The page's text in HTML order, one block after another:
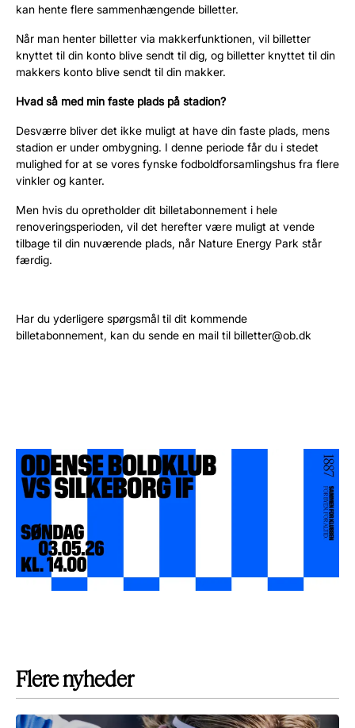
kan hente flere sammenhængende billetter.
Når man henter billetter via makkerfunktionen, vil billetter
knyttet til din konto blive sendt til dig, og billetter knyttet til din
makkers konto blive sendt til din makker.
Hvad så med min faste plads på stadion?
Desværre bliver det ikke muligt at have din faste plads, mens
stadion er under ombygning. I denne periode får du i stedet
mulighed for at se vores fynske fodboldforsamlingshus fra flere
vinkler og kanter.
Men hvis du opretholder dit billetabonnement i hele
renoveringsperioden, vil det herefter være muligt at vende
tilbage til din nuværende plads, når Nature Energy Park står
færdig.
Har du yderligere spørgsmål til dit kommende
billetabonnement, kan du sende en mail til billetter@ob.dk
Flere nyheder